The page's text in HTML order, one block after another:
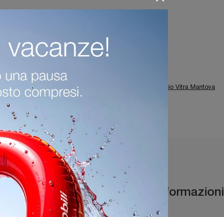
Negozio Di Sedie Operative A Cremona
Arredo Ufficio Vitra Brescia Arredo Ufficio Vitra Mantova
Richiedi Maggiori Informazioni